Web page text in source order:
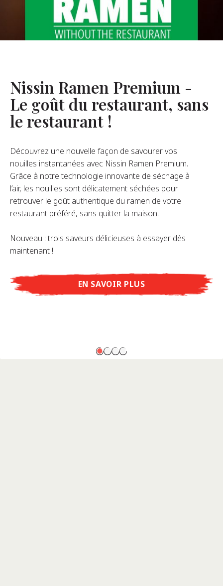
De Nous
FAQ
Nissin Ramen Premium -
Le goût du restaurant, sans
le restaurant !
Découvrez une nouvelle façon de savourer vos
nouilles instantanées avec Nissin Ramen Premium.
Grâce à notre technologie innovante de séchage à
l’air, les nouilles sont délicatement séchées pour
retrouver le goût authentique du ramen de votre
restaurant préféré, sans quitter la maison.
Nouveau : trois saveurs délicieuses à essayer dès
maintenant !
EN SAVOIR PLUS